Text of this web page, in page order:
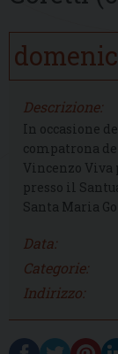
Descrizione:
In occasione
com­patrona
Vincenzo Viva
presso il
Santa Maria
Data:
Categorie:
Indirizzo: